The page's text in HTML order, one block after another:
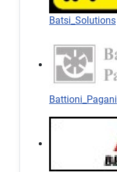
Batsi_Solutions
Battioni_Pagani